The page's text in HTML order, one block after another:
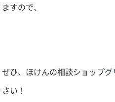
ますので、
ぜひ、ほけんの相談ショップ
さい！